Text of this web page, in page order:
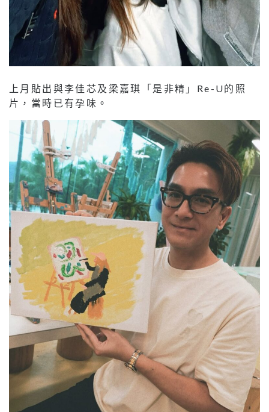
上月貼出與李佳芯及梁嘉琪「是非精」Re-U的照
片，當時已有孕味。